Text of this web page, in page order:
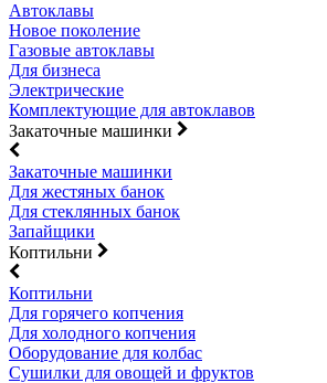
Автоклавы
Новое поколение
Газовые автоклавы
Для бизнеса
Электрические
Комплектующие для автоклавов
Закаточные машинки
Закаточные машинки
Для жестяных банок
Для стеклянных банок
Запайщики
Коптильни
Коптильни
Для горячего копчения
Для холодного копчения
Оборудование для колбас
Сушилки для овощей и фруктов